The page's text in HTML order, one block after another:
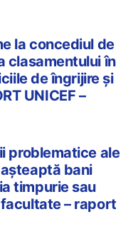
la concediul de
clasamentului în
de îngrijire și
UNICEF –
problematice ale
bani
timpurie sau
– raport